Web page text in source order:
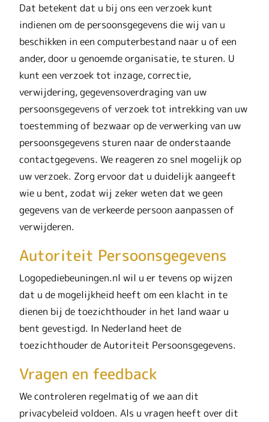
Dat betekent dat u bij ons een verzoek kunt
indienen om de persoonsgegevens die wij van u
beschikken in een computerbestand naar u of een
ander, door u genoemde organisatie, te sturen. U
kunt een verzoek tot inzage, correctie,
verwijdering, gegevensoverdraging van uw
persoonsgegevens of verzoek tot intrekking van uw
toestemming of bezwaar op de verwerking van uw
persoonsgegevens sturen naar de onderstaande
contactgegevens. We reageren zo snel mogelijk op
uw verzoek. Zorg ervoor dat u duidelijk aangeeft
wie u bent, zodat wij zeker weten dat we geen
gegevens van de verkeerde persoon aanpassen of
verwijderen.
Autoriteit Persoonsgegevens
Logopediebeuningen.nl wil u er tevens op wijzen
dat u de mogelijkheid heeft om een klacht in te
dienen bij de toezichthouder in het land waar u
bent gevestigd. In Nederland heet de
toezichthouder de Autoriteit Persoonsgegevens.
Vragen en feedback
We controleren regelmatig of we aan dit
privacybeleid voldoen. Als u vragen heeft over dit